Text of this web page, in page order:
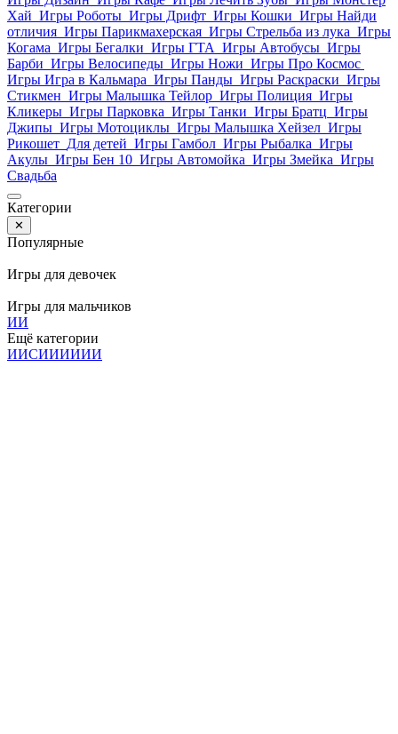
Хай Игры Роботы Игры Дрифт Игры Кошки Игры Найди
отличия Игры Парикмахерская Игры Стрельба из лука Игры
Когама Игры Бегалки Игры ГТА Игры Автобусы Игры
Барби Игры Велосипеды Игры Ножи Игры Про Космос
Игры Игра в Кальмара Игры Панды Игры Раскраски Игры
Стикмен Игры Малышка Тейлор Игры Полиция Игры
Кликеры Игры Парковка Игры Танки Игры Братц Игры
Джипы Игры Мотоциклы Игры Малышка Хейзел Игры
Рикошет Для детей Игры Гамбол Игры Рыбалка Игры
Акулы Игры Бен 10 Игры Автомойка Игры Змейка Игры
Свадьба
Категории
✕
Популярные
Игры для девочек
Игры для мальчиков
ИИ
Ещё категории
ИИСИИИИИИ